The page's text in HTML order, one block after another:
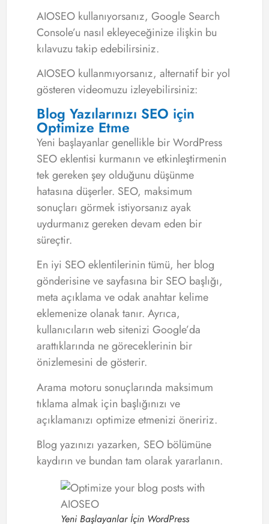
AIOSEO kullanıyorsanız, Google Search
Console’u nasıl ekleyeceğinize ilişkin bu
kılavuzu takip edebilirsiniz.
AIOSEO kullanmıyorsanız, alternatif bir yol
gösteren videomuzu izleyebilirsiniz:
Blog Yazılarınızı SEO için
Optimize Etme
Yeni başlayanlar genellikle bir WordPress
SEO eklentisi kurmanın ve etkinleştirmenin
tek gereken şey olduğunu düşünme
hatasına düşerler. SEO, maksimum
sonuçları görmek istiyorsanız ayak
uydurmanız gereken devam eden bir
süreçtir.
En iyi SEO eklentilerinin tümü, her blog
gönderisine ve sayfasına bir SEO başlığı,
meta açıklama ve odak anahtar kelime
eklemenize olanak tanır. Ayrıca,
kullanıcıların web sitenizi Google’da
arattıklarında ne göreceklerinin bir
önizlemesini de gösterir.
Arama motoru sonuçlarında maksimum
tıklama almak için başlığınızı ve
açıklamanızı optimize etmenizi öneririz.
Blog yazınızı yazarken, SEO bölümüne
kaydırın ve bundan tam olarak yararlanın.
Yeni Başlayanlar İçin WordPress